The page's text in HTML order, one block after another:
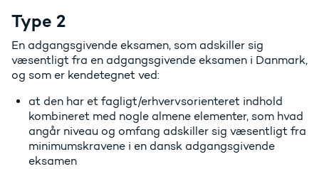
Type 2
En adgangsgivende eksamen, som adskiller sig
væsentligt fra en adgangsgivende eksamen i Danmark,
og som er kendetegnet ved:
at den har et fagligt/erhvervsorienteret indhold
kombineret med nogle almene elementer, som hvad
angår niveau og omfang adskiller sig væsentligt fra
minimumskravene i en dansk adgangsgivende
eksamen